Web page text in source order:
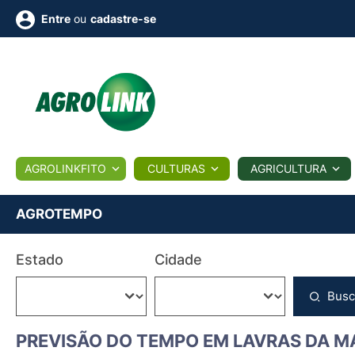
BIOLÓGICOS COTAÇÕES NOTÍCIAS
Conversor Colunistas Eventos
Vídeos
Entre ou cadastre-se
AGROLINKFITO CULTURAS AGRICULTURA
AGROTEMPO
Estado Cidade
PREVISÃO DO TEMPO EM LAVRAS DA